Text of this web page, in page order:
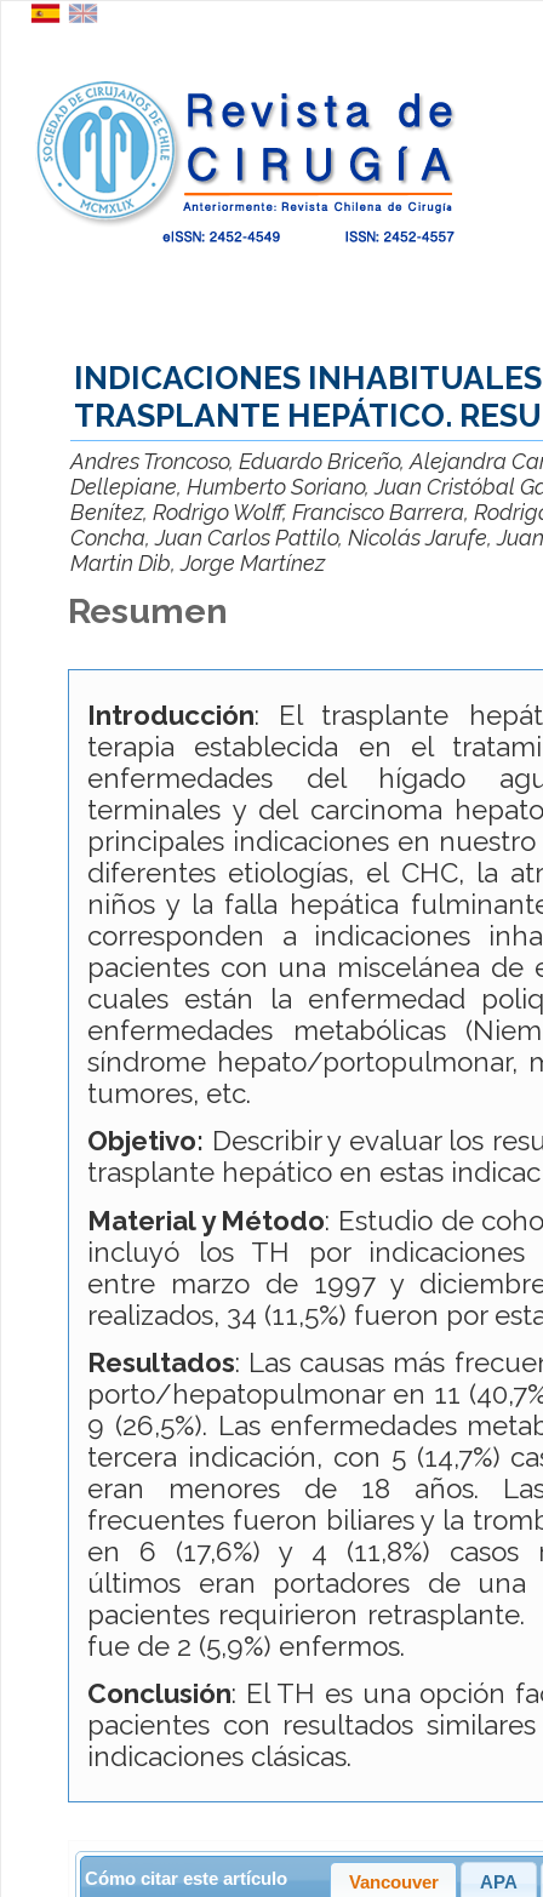
INDICACIONES
TRASPLANTE HEPÁTICO.
Andres Troncoso, Eduardo Briceño, Alejandra
Dellepiane, Humberto Soriano, Juan Cristóbal
Benítez, Rodrigo Wolff, Francisco Barrera,
Concha, Juan Carlos Pattilo, Nicolás Jarufe,
Martin Dib, Jorge Martínez
Resumen
Introducción: El trasplante
terapia establecida en el
enfermedades del hígado
terminales y del carcinoma
principales indicaciones en
diferentes etiologías, el CHC, la
niños y la falla hepática
corresponden a indicaciones
pacientes con una miscelánea de
cuales están la enfermedad
enfermedades metabólicas
síndrome hepato/portopulmonar,
tumores, etc.
Objetivo: Describir y evaluar los
trasplante hepático en estas
Material y Método: Estudio de
incluyó los TH por indicaciones
entre marzo de 1997 y
realizados, 34 (11,5%) fueron por
Resultados: Las causas más
porto/hepatopulmonar en 11
9 (26,5%). Las enfermedades
tercera indicación, con 5 (14,7%)
eran menores de 18 años.
frecuentes fueron biliares y la
en 6 (17,6%) y 4 (11,8%) casos
últimos eran portadores de una
pacientes requirieron
fue de 2 (5,9%) enfermos.
Conclusión: El TH es una opción
pacientes con resultados
indicaciones clásicas.
Cómo citar este artículo Vancouver APA